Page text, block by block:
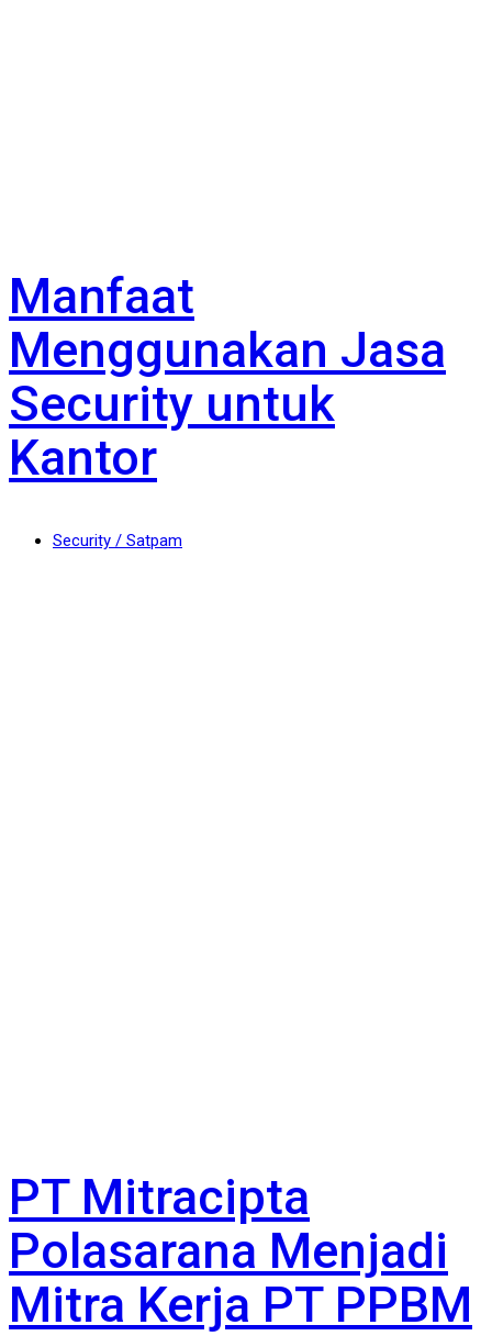
Manfaat
Menggunakan Jasa
Security untuk
Kantor
Security / Satpam
PT Mitracipta
Polasarana Menjadi
Mitra Kerja PT PPBM